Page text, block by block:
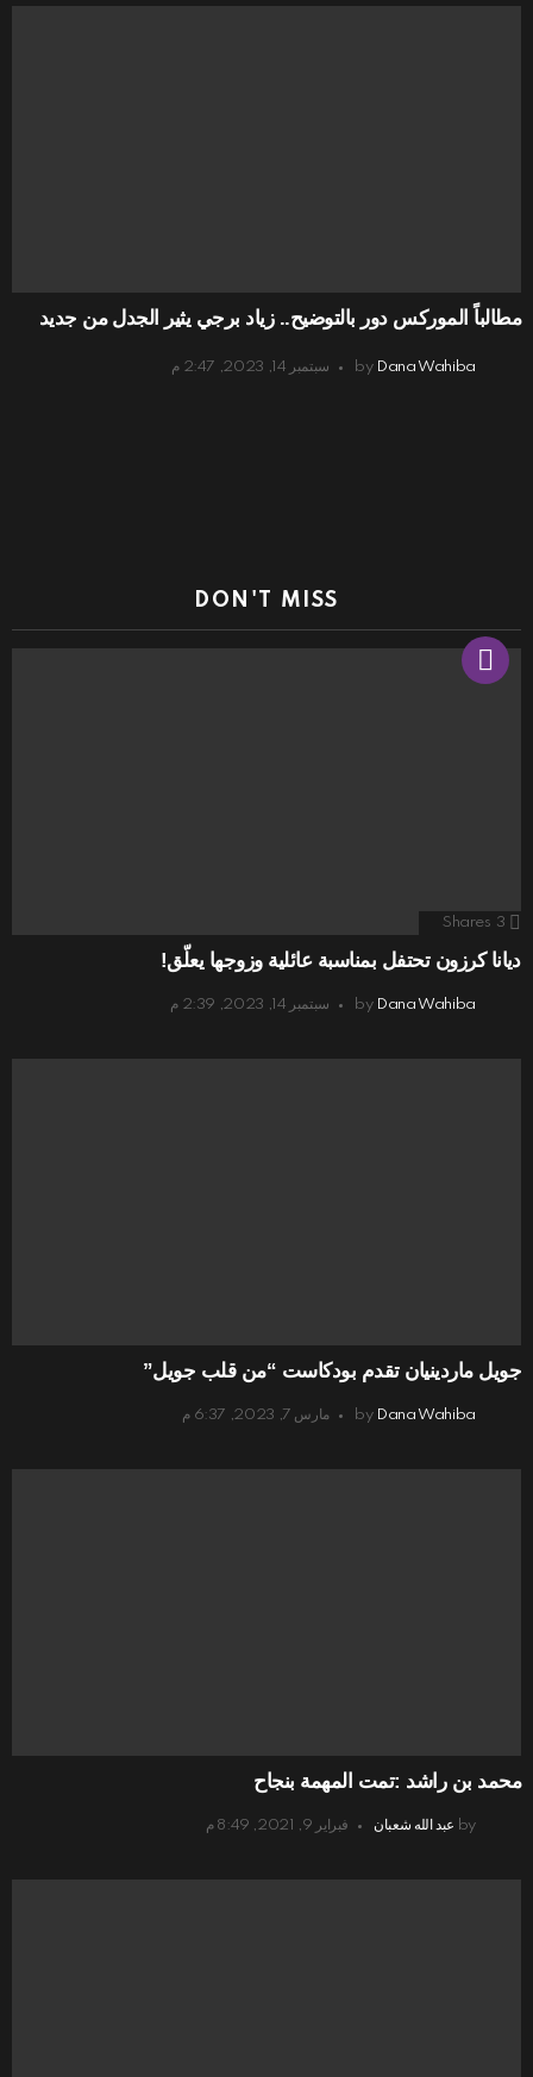
مطالباً الموركس دور بالتوضيح.. زياد برجي يثير الجدل من جديد
by Dana Wahiba سبتمبر 14, 2023, 2:47 م
DON'T MISS
3
Shares
ديانا كرزون تحتفل بمناسبة عائلية وزوجها يعلّق!
by Dana Wahiba سبتمبر 14, 2023, 2:39 م
جويل ماردينيان تقدم بودكاست “من قلب جويل”
by Dana Wahiba مارس 7, 2023, 6:37 م
محمد بن راشد :تمت المهمة بنجاح
by عبد الله شعبان فبراير 9, 2021, 8:49 م